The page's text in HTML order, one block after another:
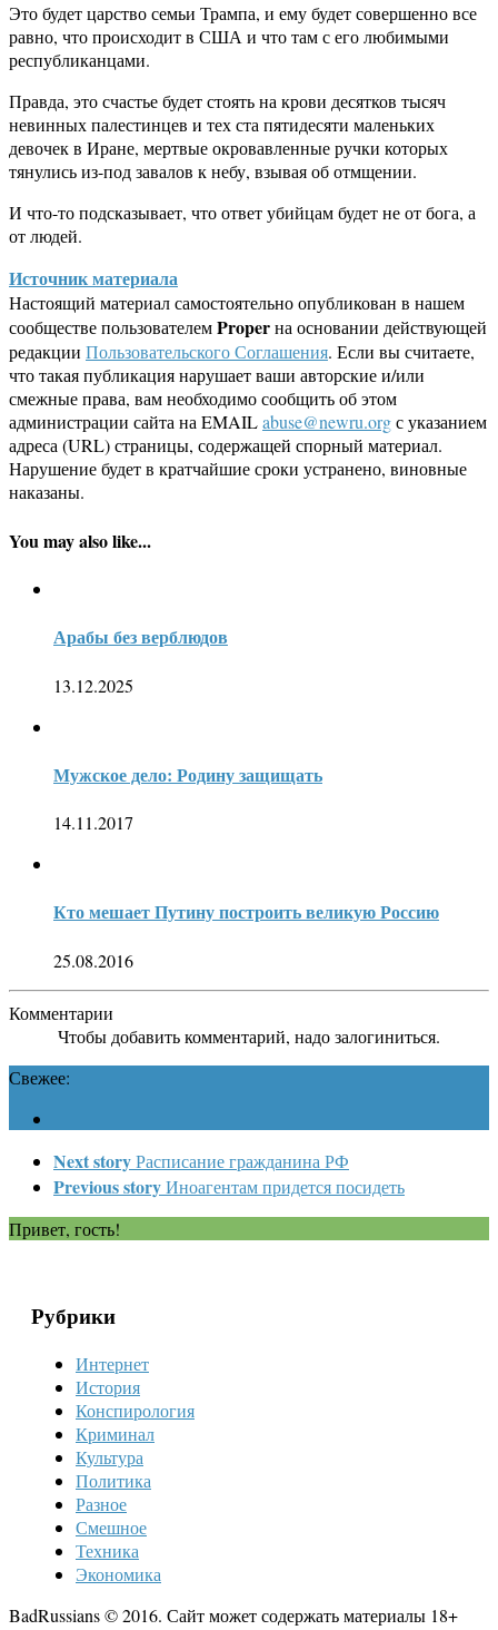
Это будет царство семьи Трампа, и ему будет совершенно все
равно, что происходит в США и что там с его любимыми
республиканцами.
Правда, это счастье будет стоять на крови десятков тысяч
невинных палестинцев и тех ста пятидесяти маленьких
девочек в Иране, мертвые окровавленные ручки которых
тянулись из-под завалов к небу, взывая об отмщении.
И что-то подсказывает, что ответ убийцам будет не от бога, а
от людей.
Источник материала
Настоящий материал самостоятельно опубликован в нашем
сообществе пользователемProperна основании действующей
редакции Пользовательского Соглашения. Если вы считаете,
что такая публикация нарушает ваши авторские и/или
смежные права, вам необходимо сообщить об этом
администрации сайта на EMAILabuse@newru.orgс указанием
адреса (URL) страницы, содержащей спорный материал.
Нарушение будет в кратчайшие сроки устранено, виновные
наказаны.
You may also like...
Арабы без верблюдов
13.12.2025
Мужское дело: Родину защищать
14.11.2017
Кто мешает Путину построить великую Россию
25.08.2016
Комментарии
Чтобы добавить комментарий, надо залогиниться.
Свежее:
Next storyРасписание гражданина РФ
Previous storyИноагентам придется посидеть
Привет, гость!
Рубрики
Интернет
История
Конспирология
Криминал
Культура
Политика
Разное
Смешное
Техника
Экономика
BadRussians © 2016. Сайт может содержать материалы 18+